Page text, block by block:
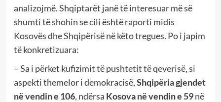
analizojmë. Shqiptarët janë të interesuar më së
shumti të shohin se cili është raporti midis
Kosovës dhe Shqipërisë në këto tregues. Po i japim
të konkretizuara:
– Sa i përket kufizimit të pushtetit të qeverisë, si
aspekti themelor i demokracisë,Shqipëria gjendet
në vendin e 106, ndërsa Kosova në vendin e 59në